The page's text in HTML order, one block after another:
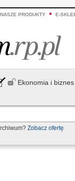
PRODUKTY E-
Ekonomia i biznes
Zobacz ofertę